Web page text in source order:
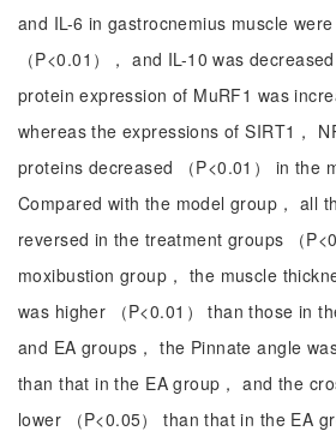
and IL-6 in gastrocnemius muscle
（P<0.01）， and IL-10 was
protein expression of MuRF1 was
whereas the expressions of SIRT1，
proteins decreased （P<0.01） in the
Compared with the model group， all
reversed in the treatment groups （
moxibustion group， the muscle
was higher （P<0.01） than those in
and EA groups， the Pinnate angle
than that in the EA group， and the
lower （P<0.05） than that in the EA